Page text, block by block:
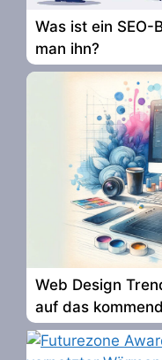
Was ist ein
man ihn?
Web Design
auf das